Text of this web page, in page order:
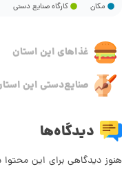
مکان کارگاه صنایع دستی
غذاهای این استان
صنایع‌دستی این
دیدگاه‌ها
هنوز دیدگاهی برای این